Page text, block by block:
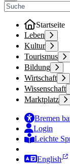
Startseite
Leben
Kultur
Tourismus
Bildung
Wirtschaft
Wissenschaft
Marktplatz
Bremen
Login
Leichte
Zur
English